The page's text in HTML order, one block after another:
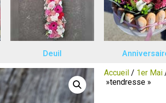
Deuil
Accueil/ 1er Mai
»tendresse »